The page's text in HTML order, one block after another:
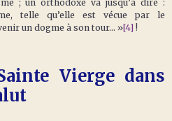
; un orthodoxe va jusqu’à dire :
telle qu’elle est vécue par le
un dogme à son tour... »[4] !
Vierge dans